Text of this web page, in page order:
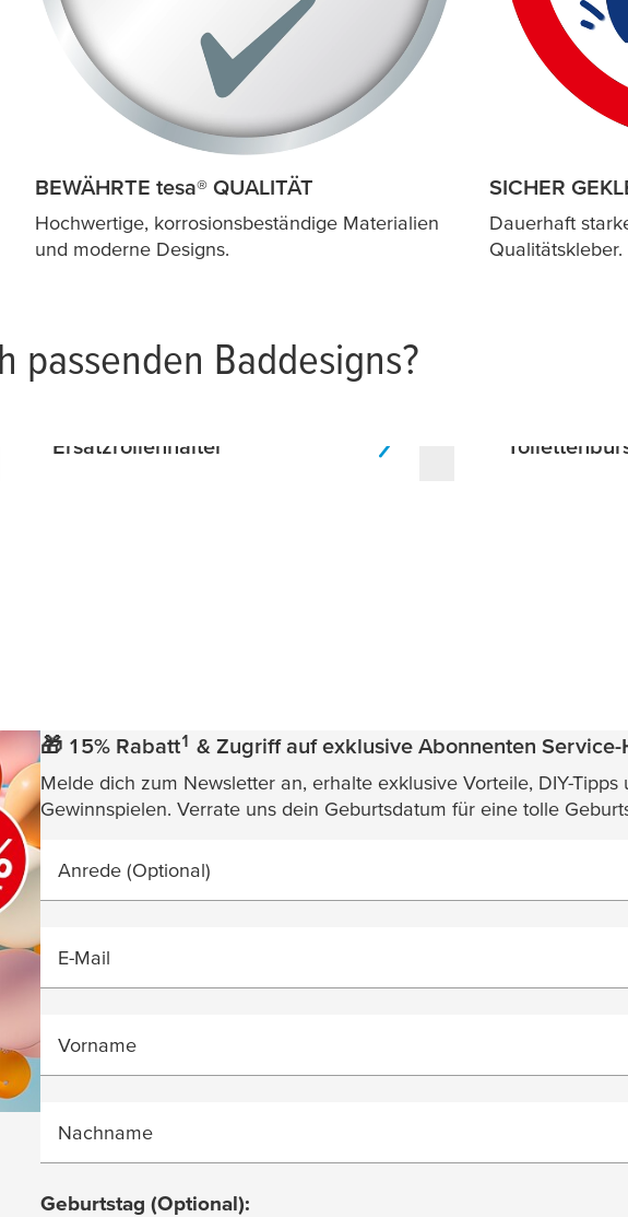
BEWÄHRTE tesa® QUALITÄT
Hochwertige, korrosionsbeständige Materialien
und moderne Designs.
SICHER
Dauerhaft
Qualitätskleber.
passenden Baddesigns?
Ersatzrollenhalter
🎁 15% Rabatt1 & Zugriff auf exklusive Abonnenten
Melde dich zum Newsletter an, erhalte exklusive Vorteile, DIY-Tipps
Gewinnspielen. Verrate uns dein Geburtsdatum für eine tolle
Anrede (Optional)
E-Mail
Vorname
Nachname
Geburtstag (Optional):